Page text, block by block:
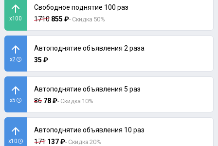
x100
Свободное поднятие 100 раз
1710 855 ₽- Скидка 50%
x2
Автоподнятие объявления 2 раза
35 ₽
x5
Автоподнятие объявления 5 раз
86 78 ₽- Скидка 10%
x10
Автоподнятие объявления 10 раз
171 137 ₽- Скидка 20%